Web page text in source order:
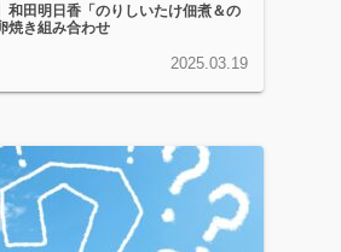
和田明日香「のりしいたけ佃煮＆の
焼き組み合わせ
2025.03.19